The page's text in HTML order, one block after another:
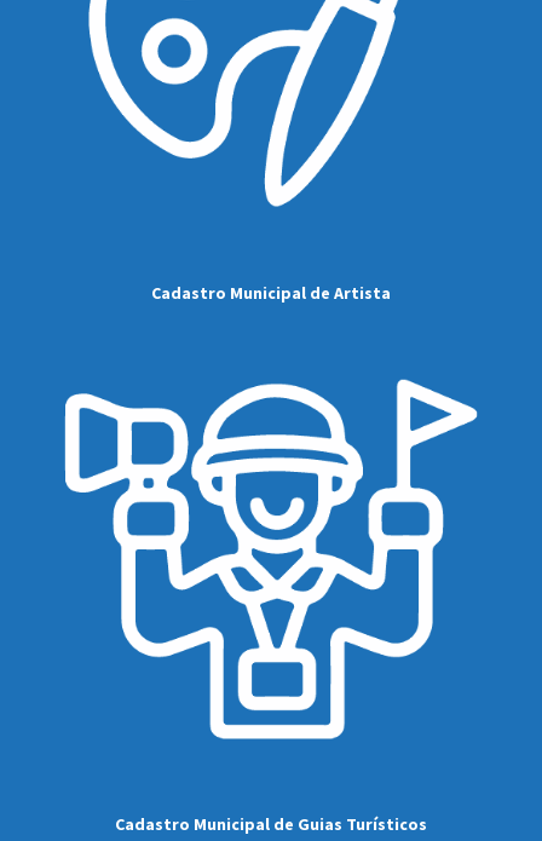
Cadastro Municipal de Artista
Cadastro Municipal de Guias Turísticos